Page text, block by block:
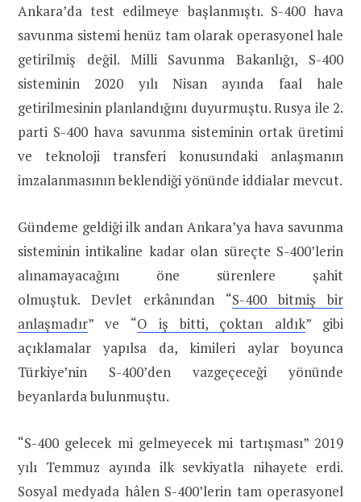
Ankara’da test edilmeye başlanmıştı. S-400 hava
savunma sistemi henüz tam olarak operasyonel hale
getirilmiş değil. Milli Savunma Bakanlığı, S-400
sisteminin 2020 yılı Nisan ayında faal hale
getirilmesinin planlandığını duyurmuştu. Rusya ile 2.
parti S-400 hava savunma sisteminin ortak üretimi
ve teknoloji transferi konusundaki anlaşmanın
imzalanmasının beklendiği yönünde iddialar mevcut.
Gündeme geldiği ilk andan Ankara’ya hava savunma
sisteminin intikaline kadar olan süreçte S-400’lerin
alınamayacağını öne sürenlere şahit
olmuştuk. Devlet erkânından “S-400 bitmiş bir
anlaşmadır” ve “O iş bitti, çoktan aldık” gibi
açıklamalar yapılsa da, kimileri aylar boyunca
Türkiye’nin S-400’den vazgeçeceği yönünde
beyanlarda bulunmuştu.
“S-400 gelecek mi gelmeyecek mi tartışması” 2019
yılı Temmuz ayında ilk sevkiyatla nihayete erdi.
Sosyal medyada hâlen S-400’lerin tam operasyonel